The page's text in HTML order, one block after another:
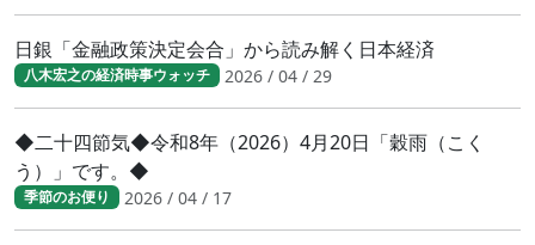
日銀「金融政策決定会合」から読み解く日本経済
八木宏之の経済時事ウォッチ 2026 / 04 / 29
◆二十四節気◆令和8年（2026）4月20日「穀雨（こく
う）」です。◆
季節のお便り 2026 / 04 / 17